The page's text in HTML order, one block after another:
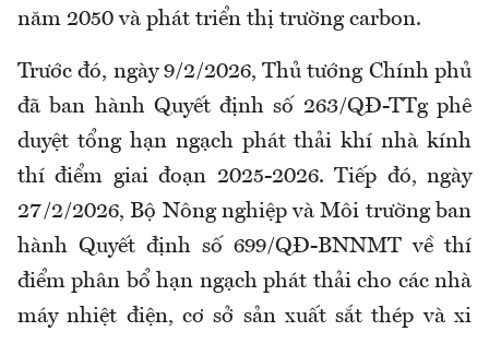
năm 2050 và phát triển thị trường carbon.
Trước đó, ngày 9/2/2026, Thủ tướng Chính phủ
đã ban hành Quyết định số 263/QĐ-TTg phê
duyệt tổng hạn ngạch phát thải khí nhà kính
thí điểm giai đoạn 2025-2026. Tiếp đó, ngày
27/2/2026, Bộ Nông nghiệp và Môi trường ban
hành Quyết định số 699/QĐ-BNNMT về thí
điểm phân bổ hạn ngạch phát thải cho các nhà
máy nhiệt điện, cơ sở sản xuất sắt thép và xi